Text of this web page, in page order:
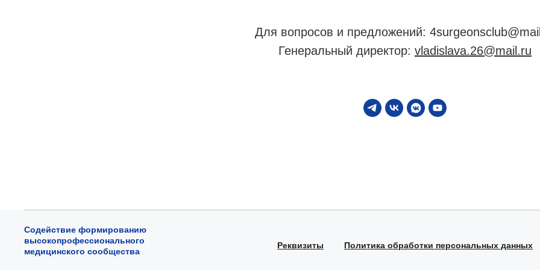
Для вопросов и предложений:
Генеральный директор: vladislava.26@mail.ru
Содействие формированию
высокопрофессионального
медицинского сообщества
Реквизиты Политика обработки персональных данных